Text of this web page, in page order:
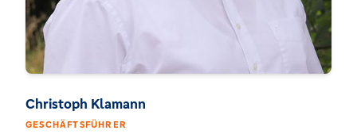
Christoph Klamann
GESCHÄFTSFÜHRER